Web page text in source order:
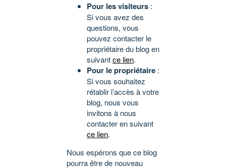
Pour les visiteurs :
Si vous avez des
questions, vous
pouvez contacter le
propriétaire du blog en
suivantce lien.
Pour le propriétaire :
Si vous souhaitez
rétablir l’accès à votre
blog, nous vous
invitons à nous
contacter en suivant
ce lien.
Nous espérons que ce blog
pourra être de nouveau